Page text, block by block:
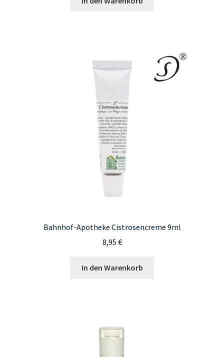
Bahnhof-Apotheke Cistrosencreme 9ml
8,95 €
In den Warenkorb